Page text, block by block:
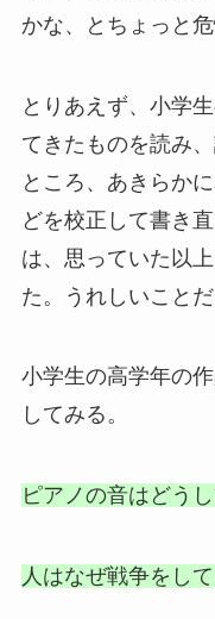
かな、とちょっと危
とりあえず、小学
てきたものを読み
ところ、あきらか
どを校正して書き
は、思っていた以
た。うれしいことだ
小学生の高学年の
してみる。
ピアノの音はどう
人はなぜ戦争をし